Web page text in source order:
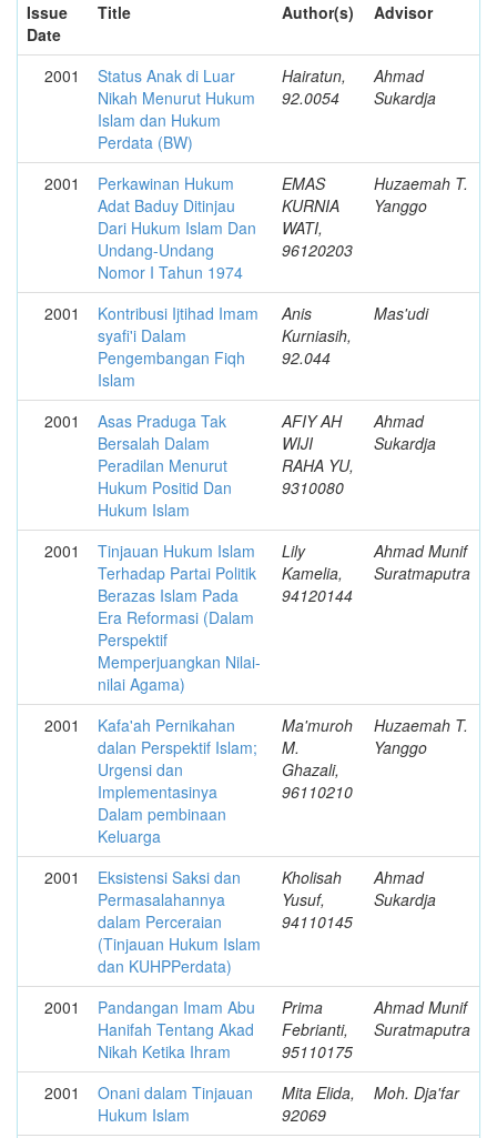
Issue
Date
Title Author(s) Advisor
2001
Status Anak di Luar
Nikah Menurut Hukum
Islam dan Hukum
Perdata (BW)
Hairatun,
92.0054
Ahmad
Sukardja
2001
Perkawinan Hukum
Adat Baduy Ditinjau
Dari Hukum Islam Dan
Undang-Undang
Nomor I Tahun 1974
EMAS
KURNIA
WATI,
96120203
Huzaemah T.
Yanggo
2001
Kontribusi Ijtihad Imam
syafi'i Dalam
Pengembangan Fiqh
Islam
Anis
Kurniasih,
92.044
Mas'udi
2001
Asas Praduga Tak
Bersalah Dalam
Peradilan Menurut
Hukum Positid Dan
Hukum Islam
AFIY AH
WIJI
RAHA YU,
9310080
Ahmad
Sukardja
2001
Tinjauan Hukum Islam
Terhadap Partai Politik
Berazas Islam Pada
Era Reformasi (Dalam
Perspektif
Memperjuangkan Nilai-
nilai Agama)
Lily
Kamelia,
94120144
Ahmad Munif
Suratmaputra
2001
Kafa'ah Pernikahan
dalan Perspektif Islam;
Urgensi dan
Implementasinya
Dalam pembinaan
Keluarga
Ma'muroh
M.
Ghazali,
96110210
Huzaemah T.
Yanggo
2001
Eksistensi Saksi dan
Permasalahannya
dalam Perceraian
(Tinjauan Hukum Islam
dan KUHPPerdata)
Kholisah
Yusuf,
94110145
Ahmad
Sukardja
2001
Pandangan Imam Abu
Hanifah Tentang Akad
Nikah Ketika Ihram
Prima
Febrianti,
95110175
Ahmad Munif
Suratmaputra
2001
Onani dalam Tinjauan
Hukum Islam
Mita Elida,
92069
Moh. Dja'far